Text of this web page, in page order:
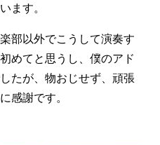
ます。
部以外でこうして演奏す
めてと思うし、僕のアド
たが、物おじせず、頑張
感謝です。